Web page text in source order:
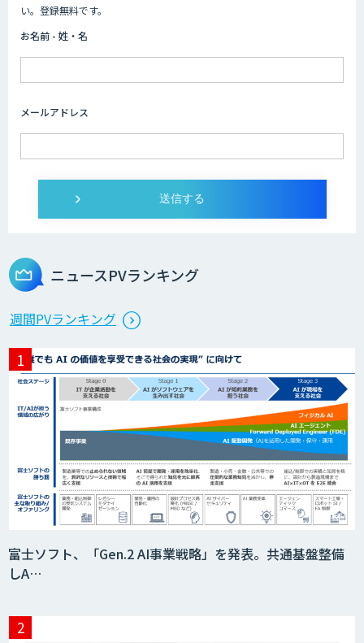
ライフサイエンスDX/AIソリューション
IMACEL
い。登録無料です。
お名前 - 姓・名
メールアドレス
ニュースPVランキング
週間PVランキング
富士ソフト、「Gen.2 AI事業戦略」を発表。共通基盤整備
しA…